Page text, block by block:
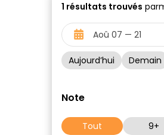
1 résultats trouvés
Aujourd’hui Demain
Note
Tout 9+